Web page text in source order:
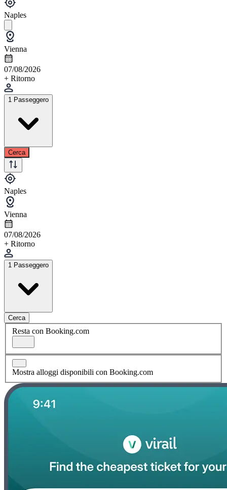
Naples
Vienna
07/08/2026
+ Ritorno
1 Passeggero
Cerca
Naples
Vienna
07/08/2026
+ Ritorno
1 Passeggero
Cerca
Resta con Booking.com
Mostra alloggi disponibili con Booking.com